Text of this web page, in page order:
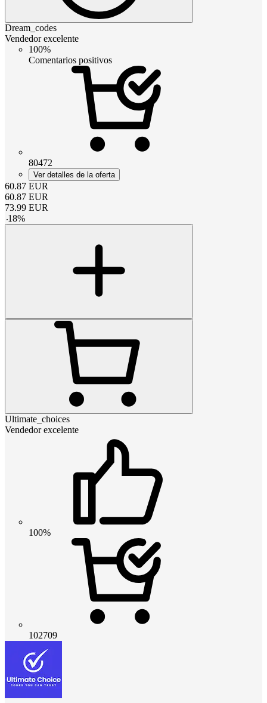
Dream_codes
Vendedor excelente
100%
Comentarios positivos
80472
Ver detalles de la oferta
60.87 EUR
60.87 EUR
73.99 EUR
-18%
Ultimate_choices
Vendedor excelente
100%
102709